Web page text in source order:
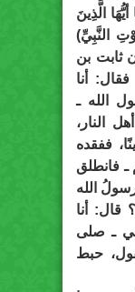
الَّذِينَ
النَّبِيِّ)
ثابت بن
أنا
الله ـ
النار،
ففقده
ـ فانطلق
الله
قال: أنا
ـ صلى
حبط